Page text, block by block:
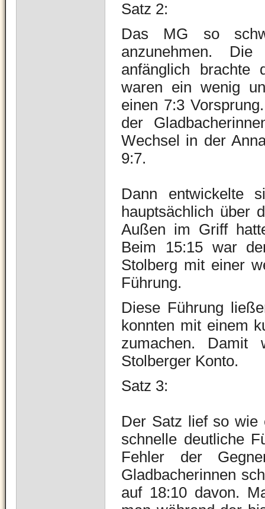
Satz 2:
Das MG so
anzunehmen.
anfänglich
waren ein wenig
einen 7:3
der
Wechsel in der
9:7.
Dann entwickelte
hauptsächlich über
Außen im Griff
Beim 15:15 war
Stolberg mit einer
Führung.
Diese Führung
konnten mit einem
zumachen.
Stolberger Konto.
Satz 3:
Der Satz lief so wie
schnelle deutliche
Fehler der
Gladbacherinnen
auf 18:10 davon.